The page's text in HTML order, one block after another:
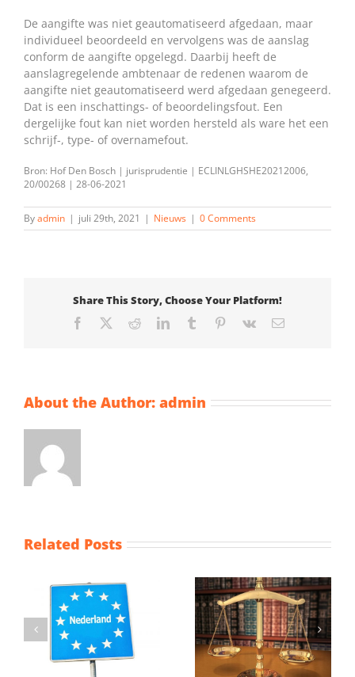
De aangifte was niet geautomatiseerd afgedaan, maar
individueel beoordeeld en vervolgens was de aanslag
conform de aangifte opgelegd. Daarbij heeft de
aanslagregelende ambtenaar de redenen waarom de
aangifte niet geautomatiseerd werd afgedaan genegeerd.
Dat is een inschattings- of beoordelingsfout. Een
dergelijke fout kan niet worden hersteld als ware het een
schrijf-, type- of overnamefout.
Bron: Hof Den Bosch | jurisprudentie | ECLINLGHSHE20212006,
20/00268 | 28-06-2021
Byadmin | juli 29th, 2021 | Nieuws | 0 Comments
Share This Story, Choose Your Platform!
Facebook RedditLinkedInTumblr Pinterest
Vk Email
About the Author: admin
Related Posts
Gelijkere
behandeling
vreemd en eigen
Wijziging Besluit
fiscale
noodmaatregelen
coronacrisis